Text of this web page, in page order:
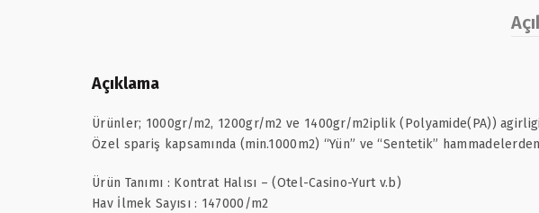
Açıklama
Ürünler; 1000gr/m2, 1200gr/m2 ve 1400gr/m2iplik (Polyamide(PA))
Özel spariş kapsamında (min.1000m2) “Yün” ve “Sentetik”
Ürün Tanımı : Kontrat Halısı – (Otel-Casino-Yurt v.b)
Hav İlmek Sayısı : 147000/m2